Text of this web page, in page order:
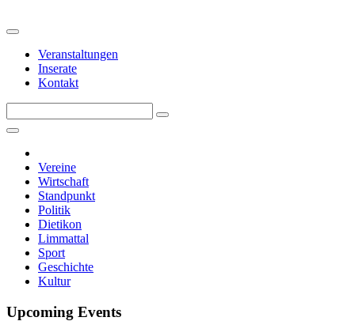
Veranstaltungen
Inserate
Kontakt
Vereine
Wirtschaft
Standpunkt
Politik
Dietikon
Limmattal
Sport
Geschichte
Kultur
Upcoming Events